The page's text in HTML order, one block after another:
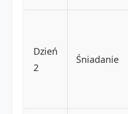
Dzień
2
Śniadanie